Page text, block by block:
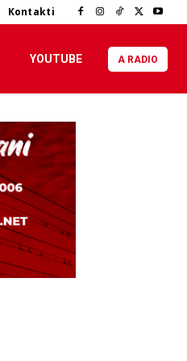
Kontakti
YOUTUBE A RADIO